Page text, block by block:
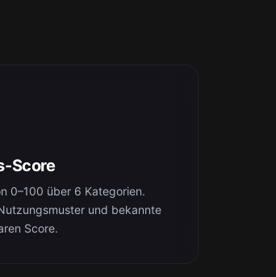
Score
0–100 über 6 Kategorien.
und bekannte
Score.